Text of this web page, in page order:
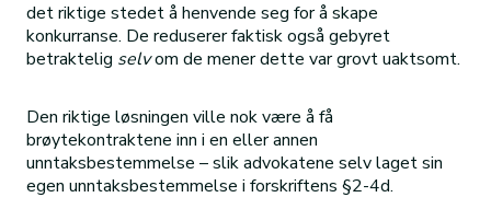
det riktige stedet å henvende seg for å skape
konkurranse. De reduserer faktisk også gebyret
betraktelig selvom de mener dette var grovt uaktsomt.
Den riktige løsningen ville nok være å få
brøytekontraktene inn i en eller annen
unntaksbestemmelse – slik advokatene selv laget sin
egen unntaksbestemmelse i forskriftens §2-4d.